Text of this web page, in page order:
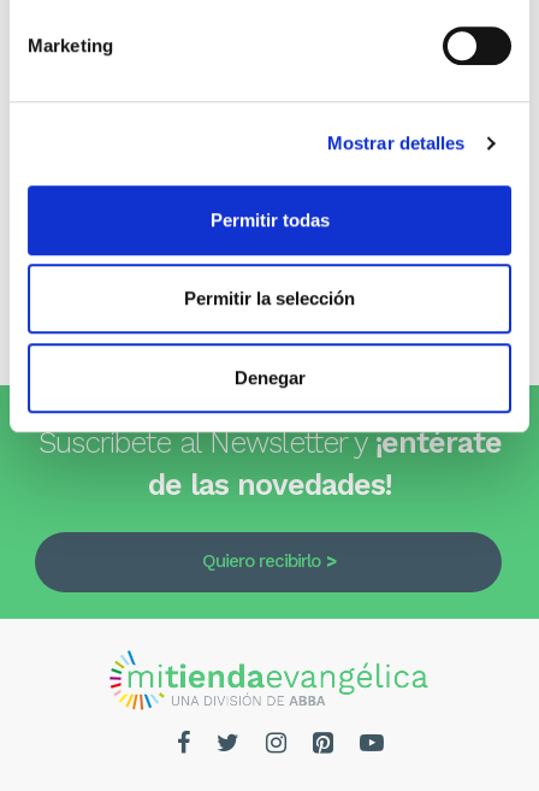
Marketing
Mostrar detalles
Permitir todas
Permitir la selección
Denegar
0
Escribe tu opinión
Suscríbete al Newsletter y¡entérate
de las novedades!
Quiero recibirlo